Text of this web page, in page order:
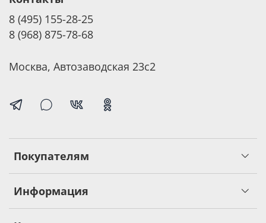
Покупателям
Информация
8 (495) 155-28-25
8 (968) 875-78-68
Москва, Автозаводская 23с2